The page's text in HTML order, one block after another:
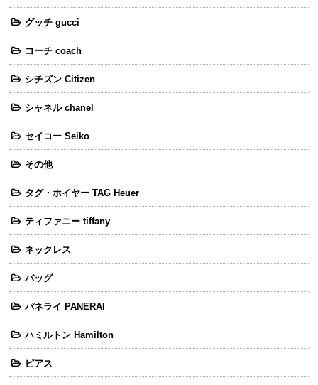
グッチ gucci
コーチ coach
シチズン Citizen
シャネル chanel
セイコー Seiko
その他
タグ・ホイヤー TAG Heuer
ティファニー tiffany
ネックレス
バッグ
パネライ PANERAI
ハミルトン Hamilton
ピアス